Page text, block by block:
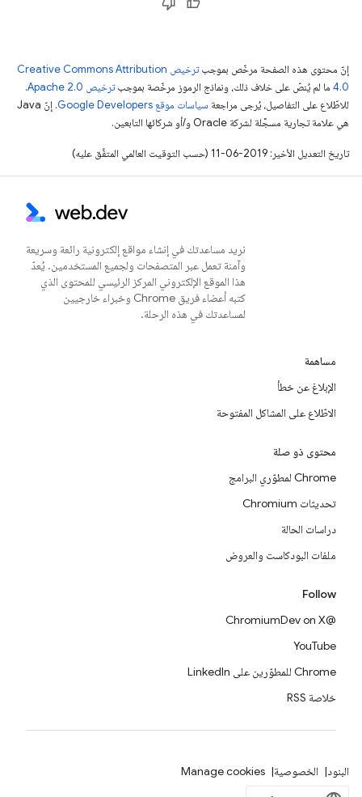
إنّ محتوى هذه الصفحة مرخّص بموجب
ترخيص Creative Commons Attribution
4.0‏ ما لم يُنصّ على خلاف ذلك، ونماذج الرموز مرخّصة بموجبترخيص Apache 2.0‏
.
للاطّلاع على التفاصيل، يُرجى مراجعة سياسات موقع Google Developers‏
. إنّ Java
هي علامة تجارية مسجَّلة لشركة Oracle و/أو شركائها التابعين.
تاريخ التعديل الأخير: 2019-06-11 (حسب التوقيت العالمي المتفَّق عليه)
نريد مساعدتك في إنشاء مواقع إلكترونية رائعة وسريعة
وآمنة تعمل عبر المتصفحات ولجميع المستخدمين. يُعدّ
هذا الموقع الإلكتروني المركز الرئيسي للمحتوى الذي
كتبه أعضاء فريق Chrome وخبراء خارجيين
لمساعدتك في هذه الرحلة.
مساهمة
الإبلاغ عن خطأ
الاطّلاع على المشاكل المفتوحة
محتوى ذو صلة
Chrome لمطوّري البرامج
تحديثات Chromium
دراسات الحالة
ملفات البودكاست والعروض
Follow
@ChromiumDev on X
YouTube
Chrome للمطوّرين على LinkedIn
خلاصة RSS
البنود الخصوصية Manage cookies